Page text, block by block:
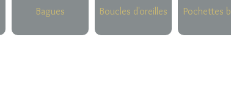
Bagues Boucles d'oreilles Pochettes